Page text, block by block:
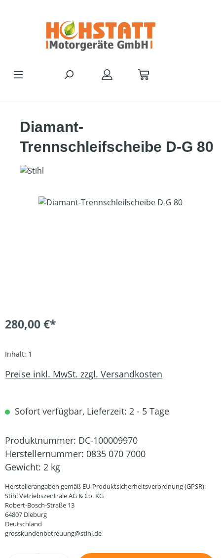
Diamant-
Trennschleifscheibe D-G 80
Bildergalerie überspringen
280,00 €*
Inhalt: 1
Preise inkl. MwSt. zzgl. Versandkosten
Sofort verfügbar, Lieferzeit: 2 - 5 Tage
Produktnummer: DC-100009970
Herstellernummer: 0835 070 7000
Gewicht: 2 kg
Herstellerangaben gemäß EU-Produktsicherheitsverordnung (GPSR):
Stihl Vetriebszentrale AG & Co. KG
Robert-Bosch-Straße 13
64807 Dieburg
Deutschland
grosskundenbetreuung@stihl.de